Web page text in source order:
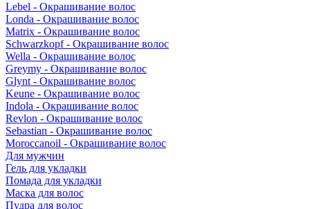
Lebel - Окрашивание волос
Londa - Окрашивание волос
Matrix - Окрашивание волос
Schwarzkopf - Окрашивание волос
Wella - Окрашивание волос
Greymy - Окрашивание волос
Glynt - Окрашивание волос
Keune - Окрашивание волос
Indola - Окрашивание волос
Revlon - Окрашивание волос
Sebastian - Окрашивание волос
Moroccanoil - Окрашивание волос
Для мужчин
Гель для укладки
Помада для укладки
Маска для волос
Пудра для волос